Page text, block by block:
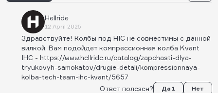
Hellride
12 April 2025
Здравствуйте! Колбы под HIC не совместимы с данной
вилкой, Вам подойдет компрессионная колба Kvant
IHC - https://www.hellride.ru/catalog/zapchasti-dlya-
tryukovyh-samokatov/drugie-detali/kompressionnaya-
kolba-tech-team-ihc-kvant/5657
Ответ полезен?
Да 1 Нет